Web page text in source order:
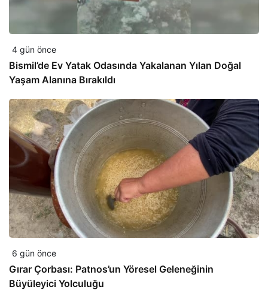
4 gün önce
Bismil’de Ev Yatak Odasında Yakalanan Yılan Doğal
Yaşam Alanına Bırakıldı
6 gün önce
Gırar Çorbası: Patnos’un Yöresel Geleneğinin
Büyüleyici Yolculuğu